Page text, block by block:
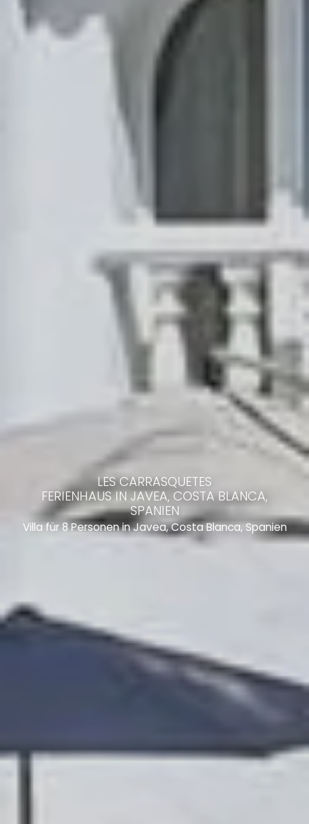
LES CARRASQUETES
FERIENHAUS IN JAVEA, COSTA BLANCA,
SPANIEN
Villa für 8 Personen in Javea, Costa Blanca, Spanien